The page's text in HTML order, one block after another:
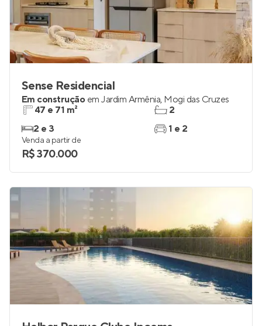
Sense Residencial
Em construção em Jardim Armênia, Mogi das Cruzes
47 e 71 m²
2 e 3
2
1 e 2
Venda a partir de
R$ 370.000